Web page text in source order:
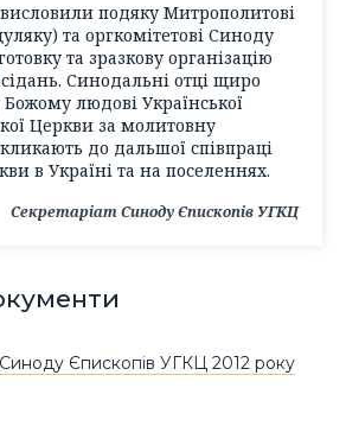
подяку Митрополитові
та оргкомітетові Синоду
та зразкову організацію
Синодальні отці щиро
людові Української
Церкви за молитовну
до дальшої співпраці
в Україні та на поселеннях.
Секретаріат Синоду Єпископів УГКЦ
Єпископів УГКЦ 2012 року